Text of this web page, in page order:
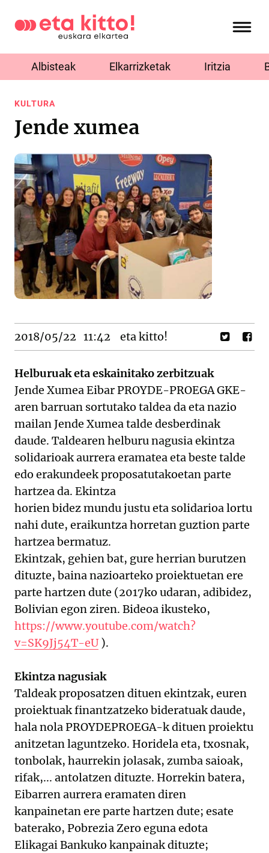
Albisteak Elkarrizketak Iritzia
KULTURA
Jende xumea
2018/05/22 11:42 eta kitto!
Helburuak eta eskainitako zerbitzuak
Jende Xumea Eibar PROYDE-PROEGA GKE-
aren barruan sortutako taldea da eta nazio
mailan Jende Xumea talde desberdinak
daude. Taldearen helburu nagusia ekintza
solidarioak aurrera eramatea eta beste talde
edo erakundeek proposatutakoetan parte
hartzea da. Ekintza
horien bidez mundu justu eta solidarioa lortu
nahi dute, eraikuntza horretan guztion parte
hartzea bermatuz.
Ekintzak, gehien bat, gure herrian burutzen
dituzte, baina nazioarteko proiektuetan ere
parte hartzen dute (2017ko udaran, adibidez,
Bolivian egon ziren. Bideoa ikusteko,
https://www.youtube.com/watch?
v=SK9Jj54T-eU ).
Ekintza nagusiak
Taldeak proposatzen dituen ekintzak, euren
proiektuak finantzatzeko bideratuak daude,
hala nola PROYDEPROEGA-k dituen proiektu
anitzetan laguntzeko. Horidela eta, txosnak,
tonbolak, haurrekin jolasak, zumba saioak,
rifak,... antolatzen dituzte. Horrekin batera,
Eibarren aurrera eramaten diren
kanpainetan ere parte hartzen dute; esate
baterako, Pobrezia Zero eguna edota
Elikagai Bankuko kanpainak dituzte;